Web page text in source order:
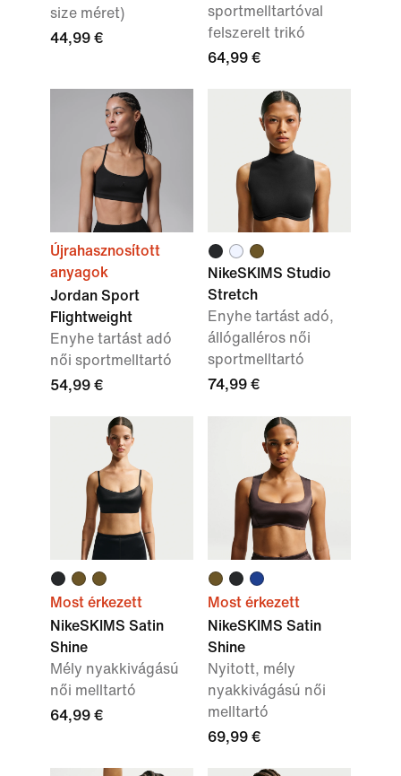
size méret)
44,99 €
sportmelltartóval
felszerelt trikó
64,99 €
Újrahasznosított
anyagok
Jordan Sport
Flightweight
Enyhe tartást adó
női sportmelltartó
54,99 €
NikeSKIMS Studio
Stretch
Enyhe tartást adó,
állógalléros női
sportmelltartó
74,99 €
Most érkezett
NikeSKIMS Satin
Shine
Mély nyakkivágású
női melltartó
64,99 €
Most érkezett
NikeSKIMS Satin
Shine
Nyitott, mély
nyakkivágású női
melltartó
69,99 €